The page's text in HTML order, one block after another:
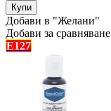
Добави в "Желани"
Добави за сравняване
E127